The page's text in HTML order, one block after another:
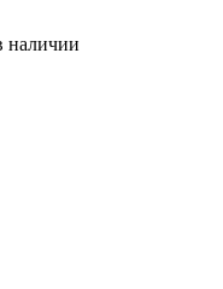
наличии